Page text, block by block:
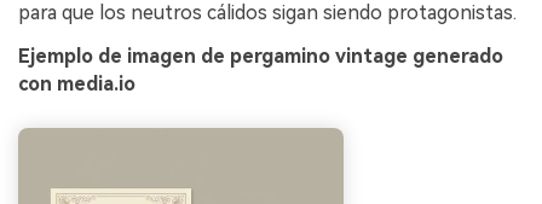
para que los neutros cálidos sigan siendo protagonistas.
Ejemplo de imagen de pergamino vintage generado
con media.io